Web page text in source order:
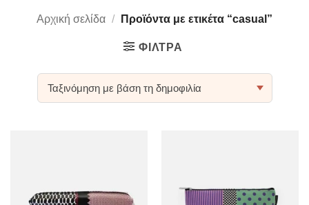
Αρχική σελίδα / Προϊόντα με ετικέτα “casual”
ΦΊΛΤΡΑ